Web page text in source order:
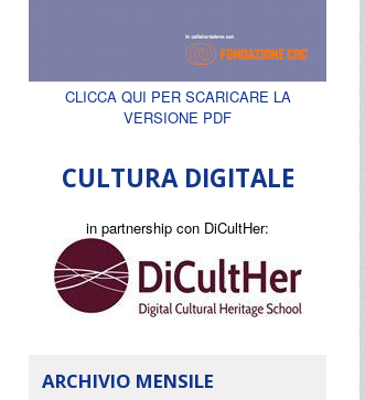
CLICCA QUI PER SCARICARE LA
VERSIONE PDF
CULTURA DIGITALE
in partnership con DiCultHer:
ARCHIVIO MENSILE